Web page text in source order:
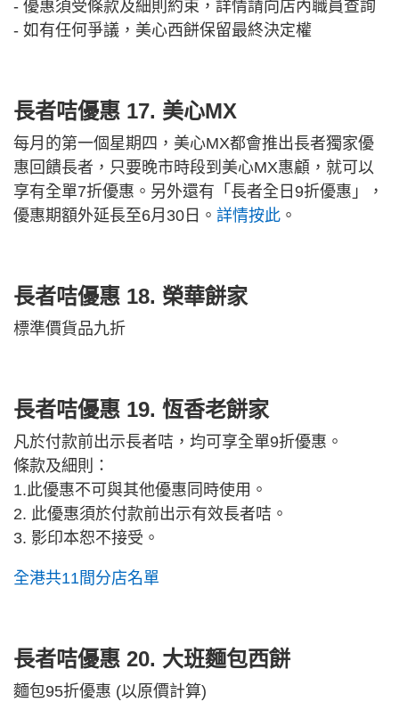
- 優惠須受條款及細則約束，詳情請向店內職員查詢
- 如有任何爭議，美心西餅保留最終決定權
長者咭優惠 17. 美心MX
每月的第一個星期四，美心MX都會推出長者獨家優
惠回饋長者，只要晚市時段到美心MX惠顧，就可以
享有全單7折優惠。另外還有「長者全日9折優惠」，
優惠期額外延長至6月30日。 詳情按此 。
長者咭優惠 18. 榮華餅家
標準價貨品九折
長者咭優惠 19. 恆香老餅家
凡於付款前出示長者咭，均可享全單9折優惠。
條款及細則：
1.此優惠不可與其他優惠同時使用。
2. 此優惠須於付款前出示有效長者咭。
3. 影印本恕不接受。
全港共11間分店名單
長者咭優惠 20. 大班麵包西餅
麵包95折優惠 (以原價計算)